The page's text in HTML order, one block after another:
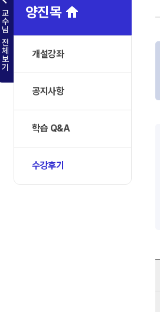
교
수
님
전
체
보
기
양진목
개설강좌
공지사항
학습 Q&A
수강후기